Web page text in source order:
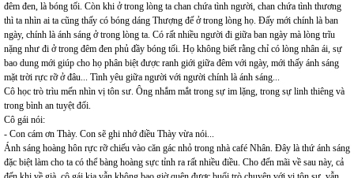
đêm đen, là bóng tối. Còn khi ở trong lòng ta chan chứa tình người, chan chứa tình thương
thì ta nhìn ai ta cũng thấy có bóng dáng Thượng đế ở trong lòng họ. Đấy mới chính là ban
ngày, chính là ánh sáng ở trong lòng ta. Có rất nhiều người đi giữa ban ngày mà lòng trĩu
nặng như đi ở trong đêm đen phủ đầy bóng tối. Họ không biết rằng chỉ có lòng nhân ái, sự
bao dung mới giúp cho họ phân biệt được ranh giới giữa đêm với ngày, mới thấy ánh sáng
mặt trời rực rỡ ở đâu... Tình yêu giữa người với người chính là ánh sáng...
Cô học trò trìu mến nhìn vị tôn sư. Ông nhắm mắt trong sự im lặng, trong sự linh thiêng và
trong bình an tuyệt đối.
Cô gái nói:
- Con cám ơn Thày. Con sẽ ghi nhớ điều Thày vừa nói...
Ánh sáng hoàng hôn rực rỡ chiếu vào căn gác nhỏ trong nhà café Nhân. Đây là thứ ánh sáng
đặc biệt làm cho ta có thể bàng hoàng sực tỉnh ra rất nhiều điều. Cho đến mãi về sau này, cả